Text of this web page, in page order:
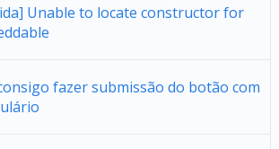
Unable to locate constructor for
fazer submissão do botão com